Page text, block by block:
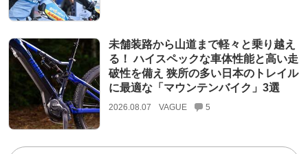
未舗装路から山道まで軽々と乗り越え
る！ ハイスペックな車体性能と高い走
破性を備え 狭所の多い日本のトレイル
に最適な「マウンテンバイク」3選
2026.08.07 VAGUE 5